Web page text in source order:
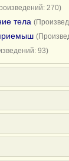
270)
тела
93)